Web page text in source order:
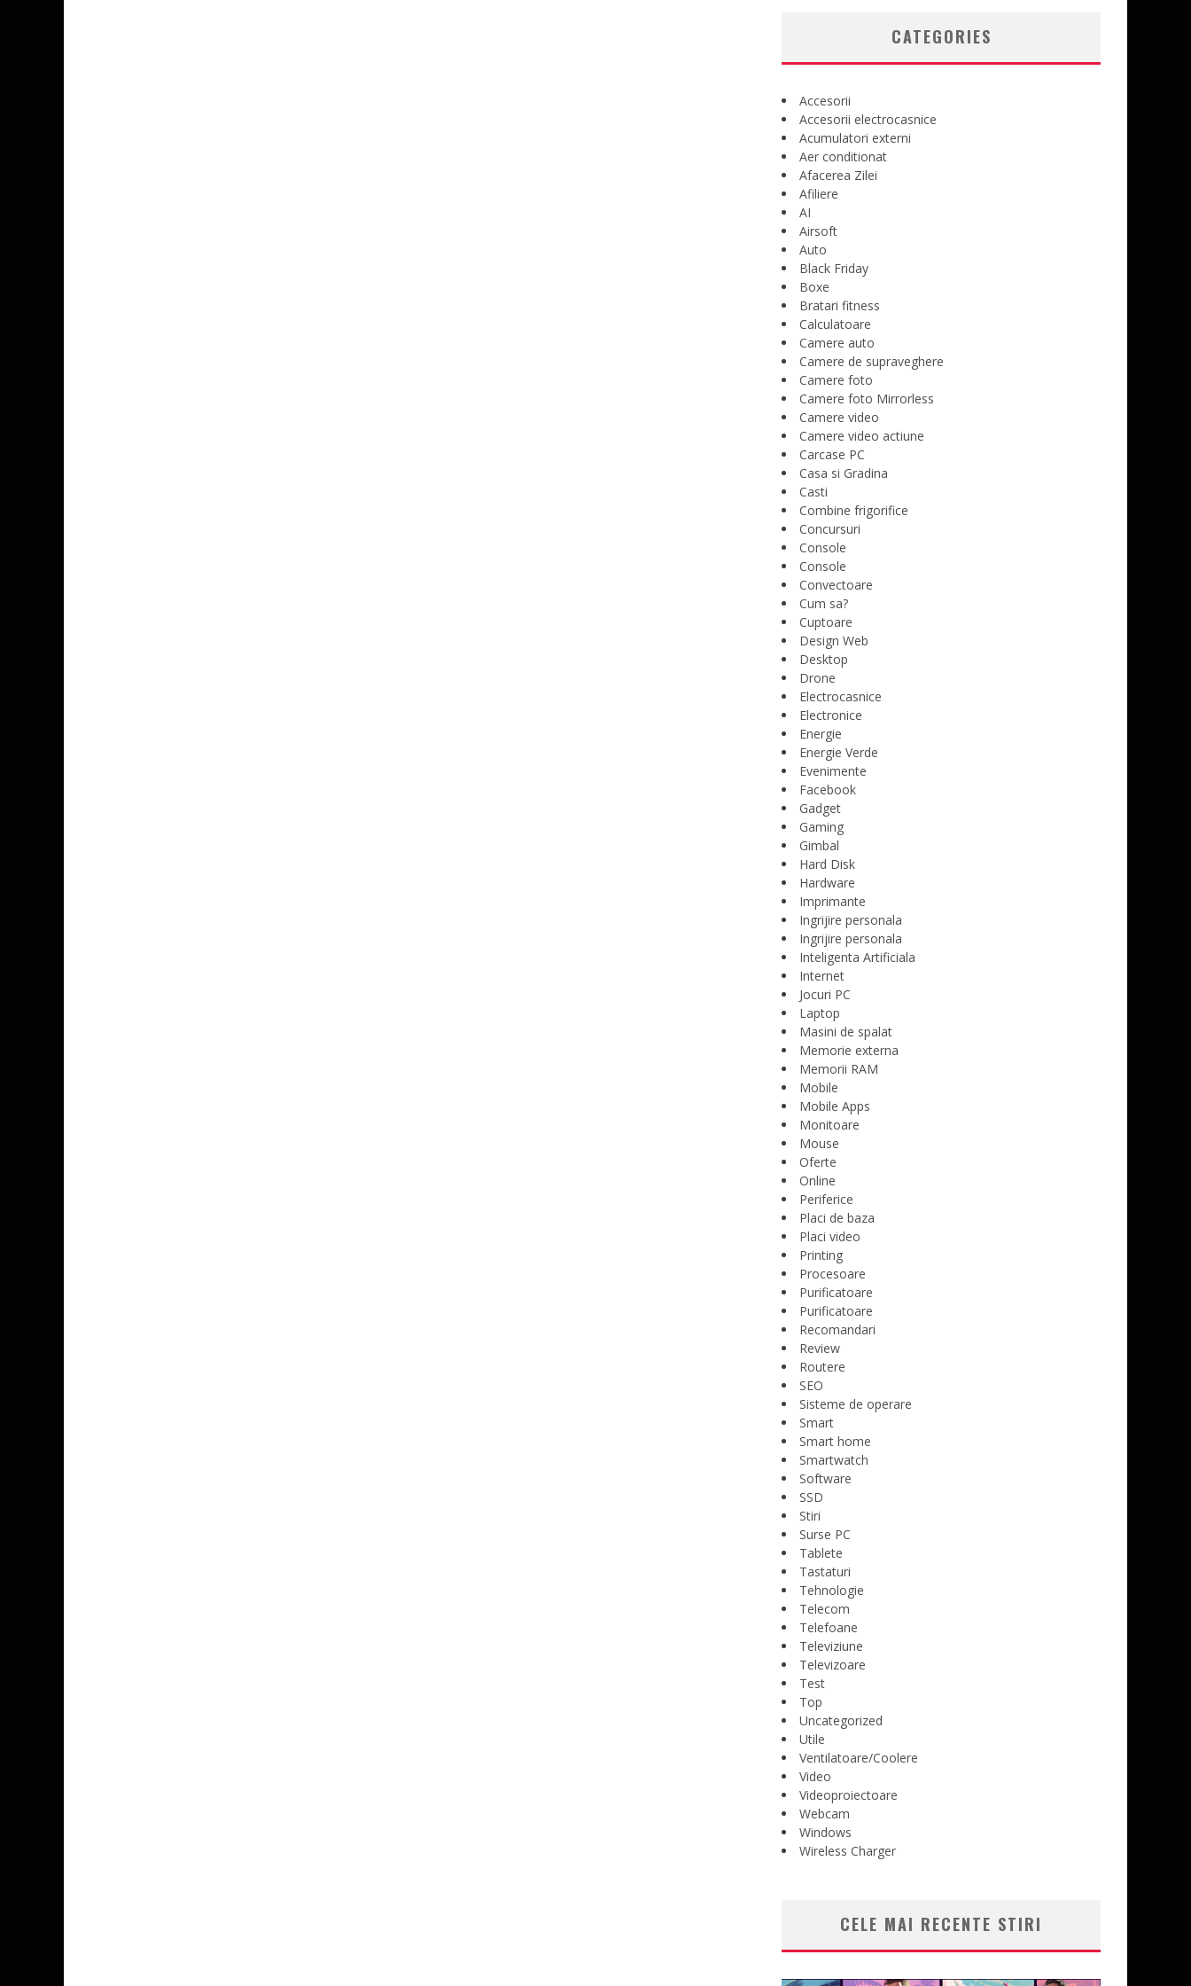
CATEGORIES
Accesorii
Accesorii electrocasnice
Acumulatori externi
Aer conditionat
Afacerea Zilei
Afiliere
AI
Airsoft
Auto
Black Friday
Boxe
Bratari fitness
Calculatoare
Camere auto
Camere de supraveghere
Camere foto
Camere foto Mirrorless
Camere video
Camere video actiune
Carcase PC
Casa si Gradina
Casti
Combine frigorifice
Concursuri
Console
Console
Convectoare
Cum sa?
Cuptoare
Design Web
Desktop
Drone
Electrocasnice
Electronice
Energie
Energie Verde
Evenimente
Facebook
Gadget
Gaming
Gimbal
Hard Disk
Hardware
Imprimante
Ingrijire personala
Ingrijire personala
Inteligenta Artificiala
Internet
Jocuri PC
Laptop
Masini de spalat
Memorie externa
Memorii RAM
Mobile
Mobile Apps
Monitoare
Mouse
Oferte
Online
Periferice
Placi de baza
Placi video
Printing
Procesoare
Purificatoare
Purificatoare
Recomandari
Review
Routere
SEO
Sisteme de operare
Smart
Smart home
Smartwatch
Software
SSD
Stiri
Surse PC
Tablete
Tastaturi
Tehnologie
Telecom
Telefoane
Televiziune
Televizoare
Test
Top
Uncategorized
Utile
Ventilatoare/Coolere
Video
Videoproiectoare
Webcam
Windows
Wireless Charger
CELE MAI RECENTE STIRI